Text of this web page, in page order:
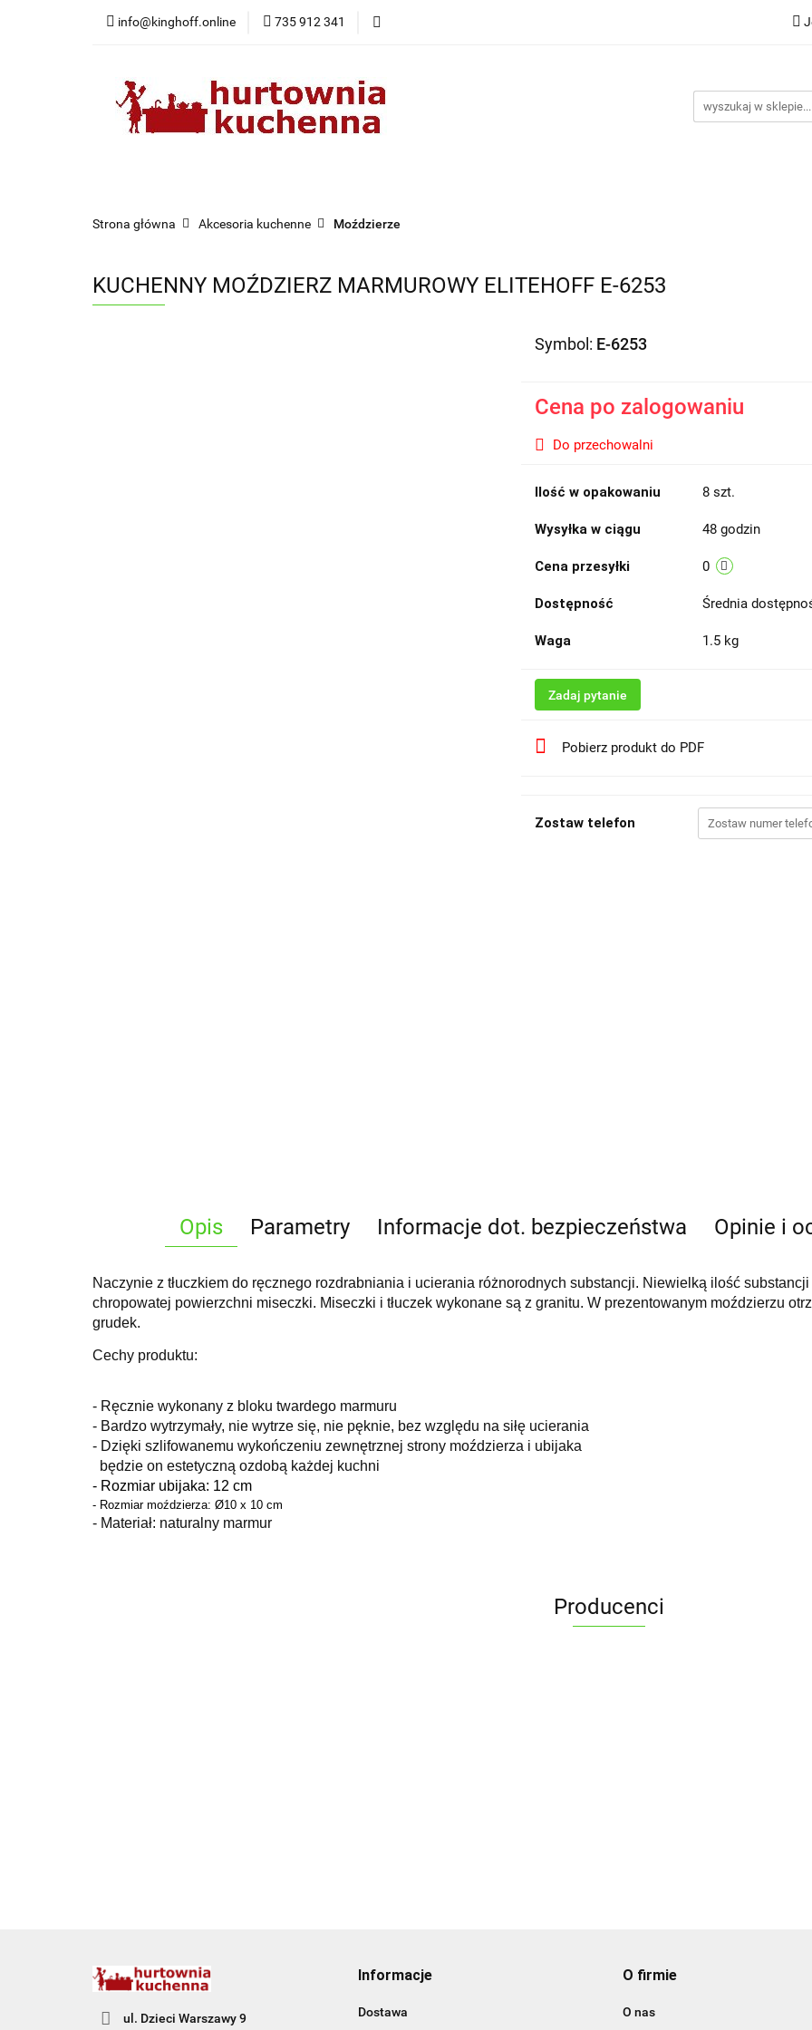
info@kinghoff.online 735 912 341
Kategorie
Strona główna Akcesoria kuchenne Moździerze
KUCHENNY MOŹDZIERZ MARMUROWY ELITEHOFF E-6253
Symbol: E-6253
Cena po zalogowaniu
Do przechowalni
Ilość w opakowaniu 8 szt.
Wysyłka w ciągu 48 godzin
Cena przesyłki 0
Dostępność Średnia
Waga 1.5 kg
Zadaj pytanie
Pobierz produkt do PDF
Zostaw telefon
Opis Parametry Informacje dot. bezpieczeństwa Opinie i
Naczynie z tłuczkiem do ręcznego rozdrabniania i ucierania różnorodnych substancji. Niewielką ilość
chropowatej powierzchni miseczki. Miseczki i tłuczek wykonane są z granitu. W prezentowanym moździerzu
grudek.
Cechy produktu:
- Ręcznie wykonany z bloku twardego marmuru
- Bardzo wytrzymały, nie wytrze się, nie pęknie, bez względu na siłę ucierania
- Dzięki szlifowanemu wykończeniu zewnętrznej strony moździerza i ubijaka
będzie on estetyczną ozdobą każdej kuchni
- Rozmiar ubijaka: 12 cm
- Rozmiar moździerza: Ø10 x 10 cm
- Materiał: naturalny marmur
Producenci
BBQ
ul. Dzieci Warszawy 9
Informacje
Dostawa
O firmie
O nas